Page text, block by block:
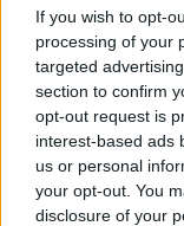
If you wish to opt-
processing of your
targeted
section to confirm
opt-out request is
interest-based ads
us or personal
your opt-out. You
disclosure of your
BLÅLJUS 04
Annons: